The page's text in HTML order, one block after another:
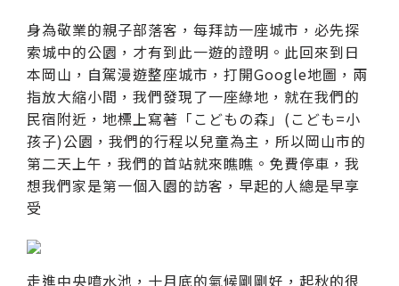
身為敬業的親子部落客，每拜訪一座城市，必先探
索城中的公園，才有到此一遊的證明。此回來到日
本岡山，自駕漫遊整座城市，打開Google地圖，兩
指放大縮小間，我們發現了一座綠地，就在我們的
民宿附近，地標上寫著「こどもの森」(こども=小
孩子)公園，我們的行程以兒童為主，所以岡山市的
第二天上午，我們的首站就來瞧瞧。免費停車，我
想我們家是第一個入園的訪客，早起的人總是早享
受
走進中央噴水池，十月底的氣候剛剛好，起秋的很